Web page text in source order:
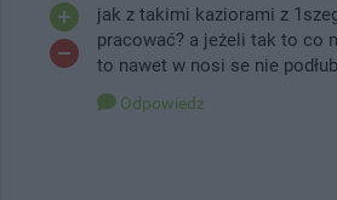
jak z takimi kaziorami z
pracować? a jeżeli tak to co
to nawet w nosi se nie
Odpowiedz